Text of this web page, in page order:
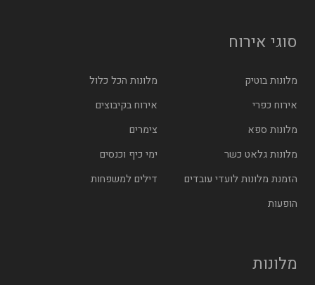
סוגי אירוח
מלונות בוטיק
מלונות הכל כלול
אירוח כפרי
אירוח בקיבוצים
מלונות ספא
צימרים
מלונות גלאט כשר
ימי כיף וכנסים
הזמנת מלונות לועדי עובדים
דילים למשפחות
הופעות
מלונות